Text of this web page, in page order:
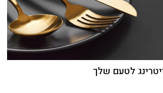
לטעם שלך